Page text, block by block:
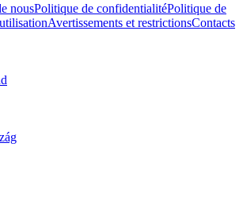
nousPolitique de confidentialitéPolitique de
Avertissements et restrictionsContacts